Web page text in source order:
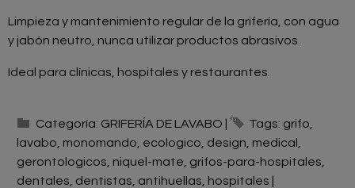
Limpieza y mantenimiento regular de la grifería, con agua
y jabón neutro, nunca utilizar productos abrasivos.
Ideal para clínicas, hospitales y restaurantes.
Categoría: GRIFERÍA DE LAVABO Tags: grifo
lavabo monomando ecologico design medical
gerontologicos niquel-mate grifos-para-hospitales
dentales dentistas antihuellas hospitales